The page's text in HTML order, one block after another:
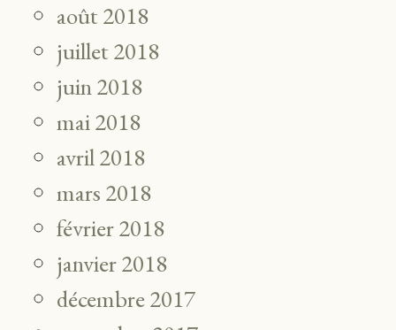
août 2018
juillet 2018
juin 2018
mai 2018
avril 2018
mars 2018
février 2018
janvier 2018
décembre 2017